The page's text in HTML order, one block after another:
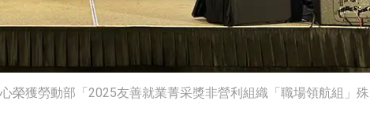
榮獲勞動部「2025友善就業菁采獎非營利組織「職場領航組」殊